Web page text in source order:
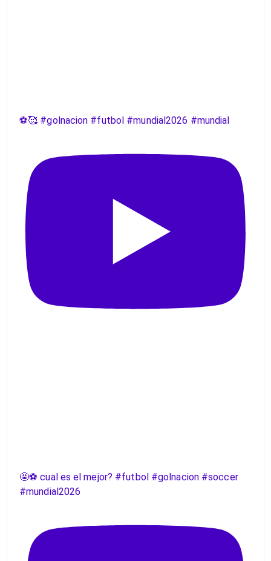
⚽️🥰 #golnacion #futbol #mundial2026 #mundial
🤩⚽️ cual es el mejor? #futbol #golnacion #soccer
#mundial2026